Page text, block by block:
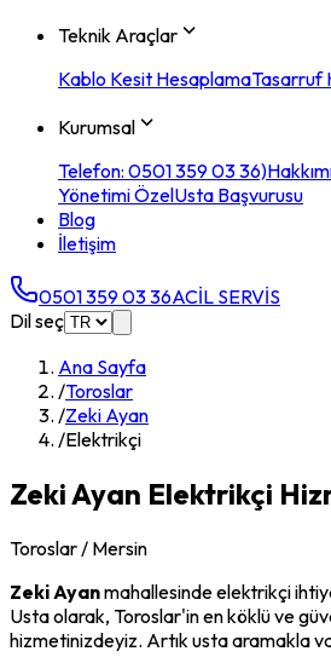
Teknik Araçlar
Kablo Kesit HesaplamaTasarruf
Kurumsal
Telefon: 0501 359 03 36)
Yönetimi ÖzelUsta Başvurusu
Blog
İletişim
0501 359 03 36ACİL SERVİS
Dil seç
Ana Sayfa
/Toroslar
/Zeki Ayan
/Elektrikçi
Zeki Ayan Elektrikçi
Toroslar / Mersin
Zeki Ayanmahallesindeelektrikçi
Usta olarak, Toroslar'in en köklü ve
hizmetinizdeyiz. Artık usta aramakla